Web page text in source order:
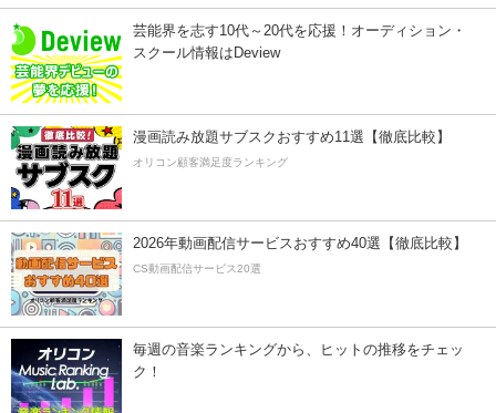
芸能界を志す10代～20代を応援！オーディション・
スクール情報はDeview
漫画読み放題サブスクおすすめ11選【徹底比較】
オリコン顧客満足度ランキング
2026年動画配信サービスおすすめ40選【徹底比較】
CS動画配信サービス20選
毎週の音楽ランキングから、ヒットの推移をチェッ
ク！